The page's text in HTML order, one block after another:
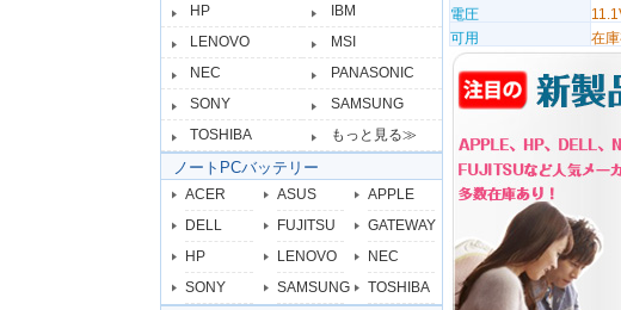
HP
IBM
LENOVO
MSI
NEC
PANASONIC
SONY
SAMSUNG
TOSHIBA
もっと見る≫
ノートPCバッテリー
ACER ASUS
APPLE
DELL
FUJITSU
GATEWAY
HP
LENOVO
NEC
SONY
SAMSUNG TOSHIBA
電圧
可用
在庫